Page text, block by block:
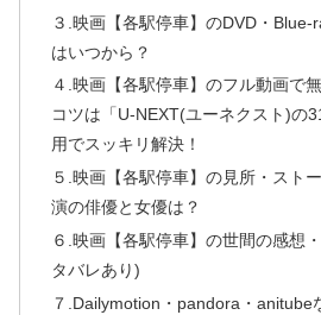
３.映画【各駅停車】のDVD・Blue-
はいつから？
４.映画【各駅停車】のフル動画で
コツは「U-NEXT(ユーネクスト)の
用でスッキリ解決！
５.映画【各駅停車】の見所・スト
演の俳優と女優は？
６.映画【各駅停車】の世間の感想
タバレあり)
７.Dailymotion・pandora・anitube